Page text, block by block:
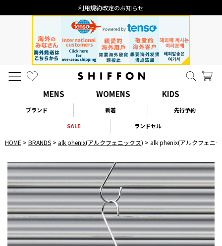
利用規約改定のお知らせ
MENS WOMENS KIDS
ブランド 新着
先行予約
SALE
ランドセル
HOME BRANDS alk phenix(アルクフェニックス) alk phenix(アルクフェニ